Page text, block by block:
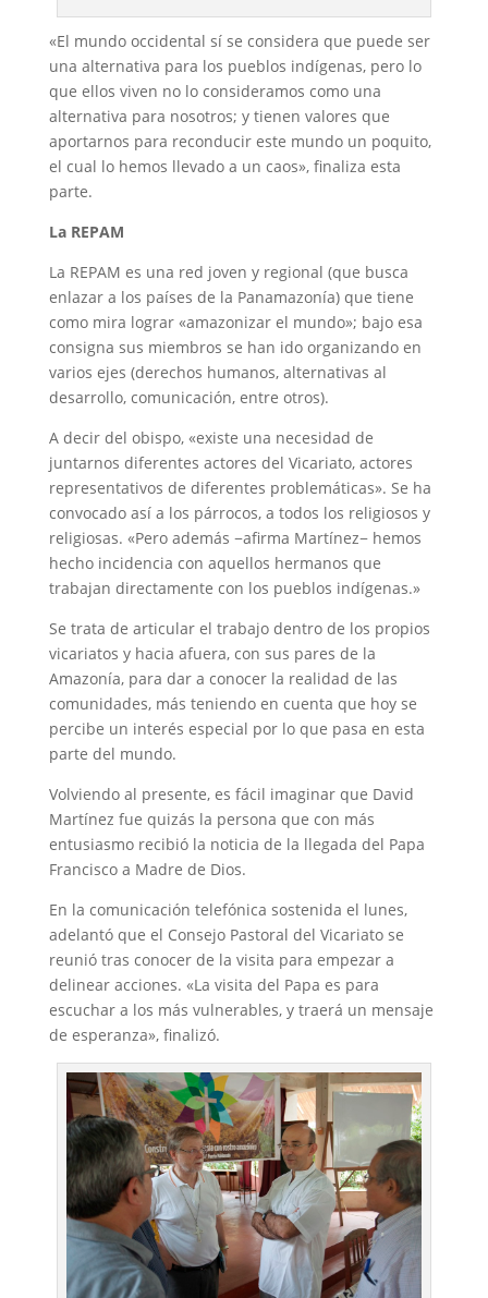
«El mundo occidental sí se considera que puede ser
una alternativa para los pueblos indígenas, pero lo
que ellos viven no lo consideramos como una
alternativa para nosotros; y tienen valores que
aportarnos para reconducir este mundo un poquito,
el cual lo hemos llevado a un caos», finaliza esta
parte.
La REPAM
La REPAM es una red joven y regional (que busca
enlazar a los países de la Panamazonía) que tiene
como mira lograr «amazonizar el mundo»; bajo esa
consigna sus miembros se han ido organizando en
varios ejes (derechos humanos, alternativas al
desarrollo, comunicación, entre otros).
A decir del obispo, «existe una necesidad de
juntarnos diferentes actores del Vicariato, actores
representativos de diferentes problemáticas». Se ha
convocado así a los párrocos, a todos los religiosos y
religiosas. «Pero además −afirma Martínez− hemos
hecho incidencia con aquellos hermanos que
trabajan directamente con los pueblos indígenas.»
Se trata de articular el trabajo dentro de los propios
vicariatos y hacia afuera, con sus pares de la
Amazonía, para dar a conocer la realidad de las
comunidades, más teniendo en cuenta que hoy se
percibe un interés especial por lo que pasa en esta
parte del mundo.
Volviendo al presente, es fácil imaginar que David
Martínez fue quizás la persona que con más
entusiasmo recibió la noticia de la llegada del Papa
Francisco a Madre de Dios.
En la comunicación telefónica sostenida el lunes,
adelantó que el Consejo Pastoral del Vicariato se
reunió tras conocer de la visita para empezar a
delinear acciones. «La visita del Papa es para
escuchar a los más vulnerables, y traerá un mensaje
de esperanza», finalizó.